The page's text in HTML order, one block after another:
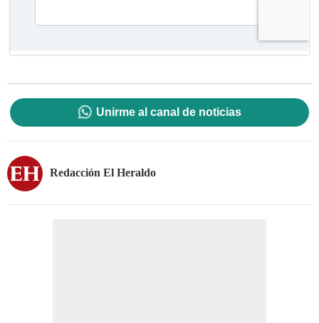
Unirme al canal de noticias
Redacción El Heraldo